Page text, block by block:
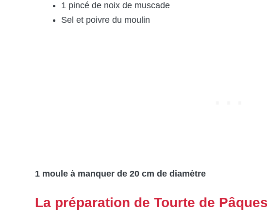
1 pincé de noix de muscade
Sel et poivre du moulin
1 moule à manquer de 20 cm de diamètre
La préparation de Tourte de